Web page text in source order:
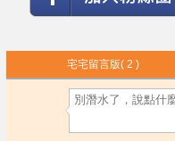
宅宅留言版( 2 )